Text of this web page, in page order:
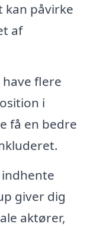
kan påvirke
af
have flere
i
få en bedre
giver dig
aktører,